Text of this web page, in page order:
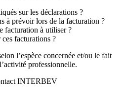
sur les déclarations ?
à prévoir lors de la facturation ?
facturation à utiliser ?
facturations ?
l’espèce concernée et/ou le fait
professionnelle.
INTERBEV